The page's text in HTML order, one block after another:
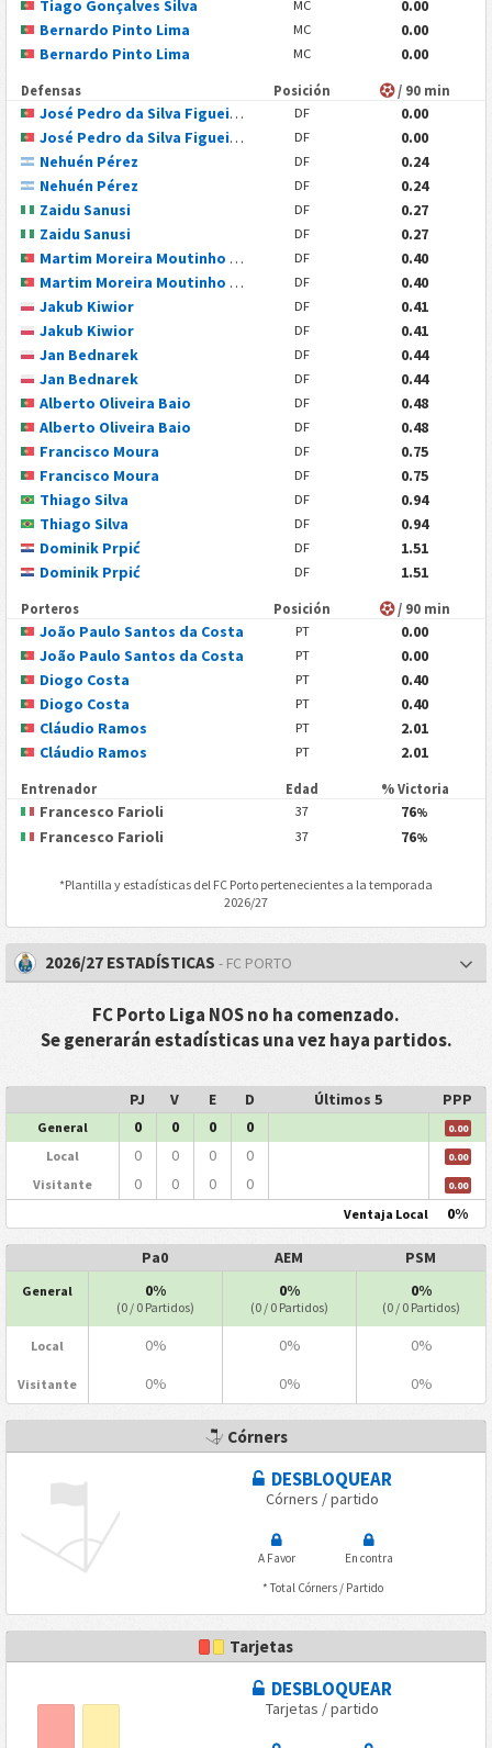
Tiago Gonçalves Silva MC
0.00
Bernardo Pinto Lima
MC
0.00
Bernardo Pinto Lima
MC 0.00
Defensas Posición / 90 min
José Pedro da Silva Figueiredo Freitas DF
0.00
José Pedro da Silva Figueiredo Freitas
DF
0.00
Nehuén Pérez
DF
0.24
Nehuén Pérez
DF
0.24
Zaidu Sanusi
DF
0.27
Zaidu Sanusi
DF
0.27
Martim Moreira Moutinho Fernandes
DF
0.40
Martim Moreira Moutinho Fernandes
DF
0.40
Jakub Kiwior
DF
0.41
Jakub Kiwior
DF
0.41
Jan Bednarek
DF
0.44
Jan Bednarek
DF
0.44
Alberto Oliveira Baio
DF
0.48
Alberto Oliveira Baio
DF
0.48
Francisco Moura
DF
0.75
Francisco Moura
DF
0.75
Thiago Silva
DF
0.94
Thiago Silva
DF
0.94
Dominik Prpić
DF
1.51
Dominik Prpić
DF 1.51
Porteros Posición / 90 min
João Paulo Santos da Costa PT
0.00
João Paulo Santos da Costa
PT
0.00
Diogo Costa
PT
0.40
Diogo Costa
PT
0.40
Cláudio Ramos
PT
2.01
Cláudio Ramos
PT 2.01
Entrenador Edad % Victoria
Francesco Farioli 37 76%
Francesco Farioli 37 76%
*Plantilla y estadísticas del FC Portopertenecientes a la temporada
2026/27
2026/27 ESTADÍSTICAS - FC PORTO
FC Porto Liga NOS no ha comenzado.
Se generarán estadísticas una vez haya partidos.
PJ V E D Últimos 5 PPP
General 0 0 0 0 0.00
Local 0 0 0 0 0.00
Visitante 0 0 0 0 0.00
Ventaja Local 0%
Pa0 AEM PSM
General 0%
(0 / 0 Partidos)
0%
(0 / 0 Partidos)
0%
(0 / 0 Partidos)
Local 0% 0% 0%
Visitante 0% 0% 0%
Córners
DESBLOQUEAR
Córners / partido
A Favor
En contra
* Total Córners / Partido
Tarjetas
DESBLOQUEAR
Tarjetas / partido